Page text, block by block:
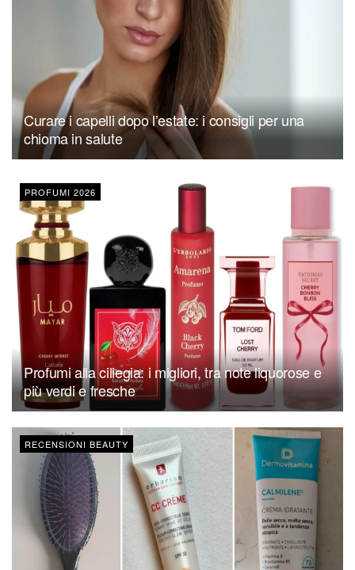
Curare i capelli dopo l’estate: i consigli per una
chioma in salute
PROFUMI 2026
Profumi alla ciliegia: i migliori, tra note liquorose e
più verdi e fresche
RECENSIONI BEAUTY